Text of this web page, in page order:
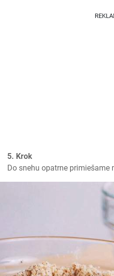
5. Krok
Do snehu opatrne primiešame